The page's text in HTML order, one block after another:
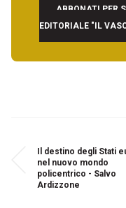
ABBONATI PER
EDITORIALE "IL
Il destino degli Stati
nel nuovo mondo
policentrico - Salvo
Ardizzone